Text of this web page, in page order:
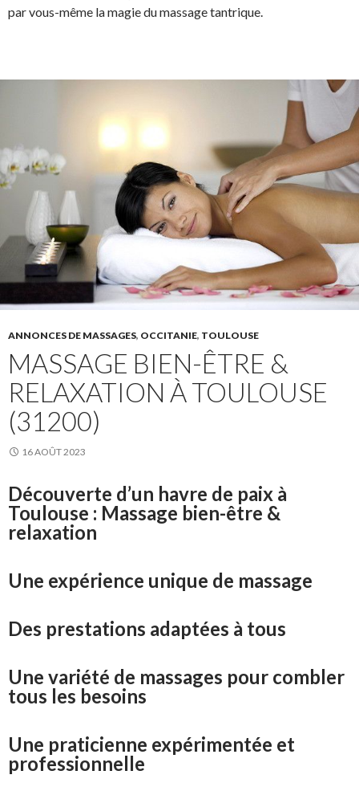
par vous-même la magie du massage tantrique.
ANNONCES DE MASSAGES, OCCITANIE, TOULOUSE
MASSAGE BIEN-ÊTRE &
RELAXATION À TOULOUSE
(31200)
16 AOÛT 2023
Découverte d’un havre de paix à
Toulouse : Massage bien-être &
relaxation
Une expérience unique de massage
Des prestations adaptées à tous
Une variété de massages pour combler
tous les besoins
Une praticienne expérimentée et
professionnelle